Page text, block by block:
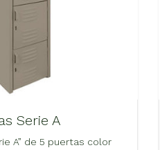
Serie A
A” de 5 puertas color